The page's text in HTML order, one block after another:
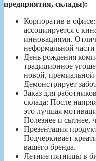
предприятия, склады):
Корпоратив в
ассоциируется с
инновациями.
неформальной части
День рождения
традиционное
новой,
Демонстрирует
Заказ для
склада: После
это лучшая
Полезнее и сытнее,
Презентация
Подчеркивает
вашего бренда.
Летние пятницы в